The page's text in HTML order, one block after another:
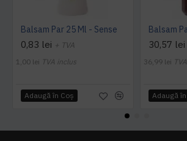
Balsam Par 25 Ml - Sense
0,83 lei + TVA
1,00 lei TVA inclus
Adaugă în Coş
Balsam
30,57 lei
36,99 lei
Adaugă